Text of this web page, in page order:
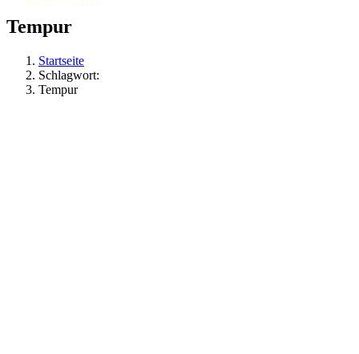
Tempur
Startseite
Schlagwort:
Tempur